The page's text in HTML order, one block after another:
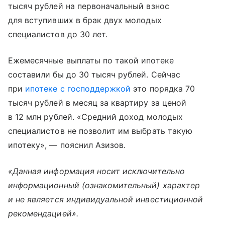
тысяч рублей на первоначальный взнос
для вступивших в брак двух молодых
специалистов до 30 лет.
Ежемесячные выплаты по такой ипотеке
составили бы до 30 тысяч рублей. Сейчас
при ипотеке с господдержкой это порядка 70
тысяч рублей в месяц за квартиру за ценой
в 12 млн рублей. «Средний доход молодых
специалистов не позволит им выбрать такую
ипотеку», — пояснил Азизов.
«Данная информация носит исключительно
информационный (ознакомительный) характер
и не является индивидуальной инвестиционной
рекомендацией».